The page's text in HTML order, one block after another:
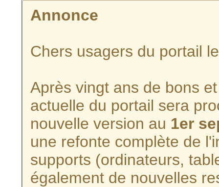
Annonce
Chers usagers du portail
Après vingt ans de bons
actuelle du portail sera
nouvelle version au 1er
une refonte complète de
supports (ordinateurs,
également de nouvelles